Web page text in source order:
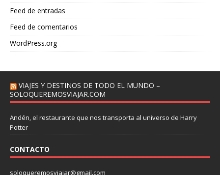
Feed de entradas
Feed de comentarios
WordPress.org
VIAJES Y DESTINOS DE TODO EL MUNDO –
SOLOQUEREMOSVIAJAR.COM
Andén, el restaurante que nos transporta al universo de Harry
Potter
CONTACTO
soloqueremosviajar@gmail.com